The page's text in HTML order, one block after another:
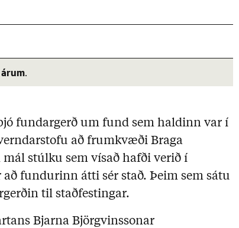
árum.
fundargerð um fund sem haldinn var í
að frumkvæði Braga
stúlku sem vísað hafði verið í
fundurinn átti sér stað. Þeim sem sátu
til staðfestingar.
Bjarna Björgvinssonar